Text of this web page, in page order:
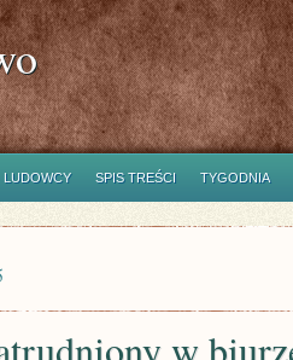
LUDOWCY SPIS TREŚCI TYGODNIA